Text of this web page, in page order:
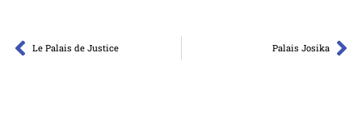
Le Palais de Justice Palais Josika